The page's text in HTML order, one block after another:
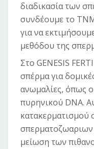
διαδικασία των
συνδέουμε το
για να
μεθόδου της
Στο GENESIS
σπέρμα για
ανωμαλίες, όπως
πυρηνικού DNA.
κατακερματισμού
σπερματοζωαριων
μείωση των